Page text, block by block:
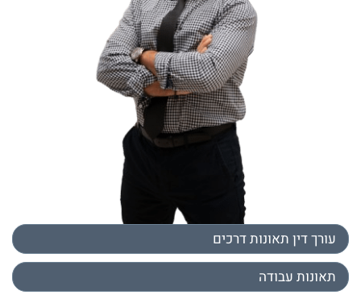
עורך דין תאונות דרכים
תאונות עבודה